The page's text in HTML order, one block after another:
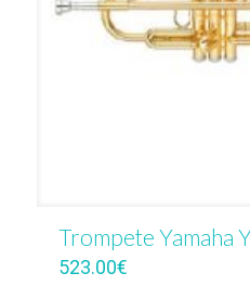
Trompete Yamaha
523.00€